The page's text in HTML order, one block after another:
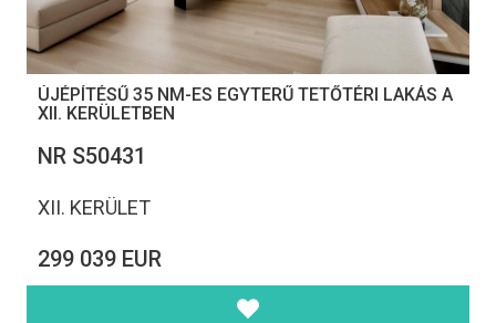
ÚJÉPÍTÉSŰ 35 NM-ES EGYTERŰ TETŐTÉRI LAKÁS A
XII. KERÜLETBEN
NR S50431
XII. KERÜLET
299 039 EUR